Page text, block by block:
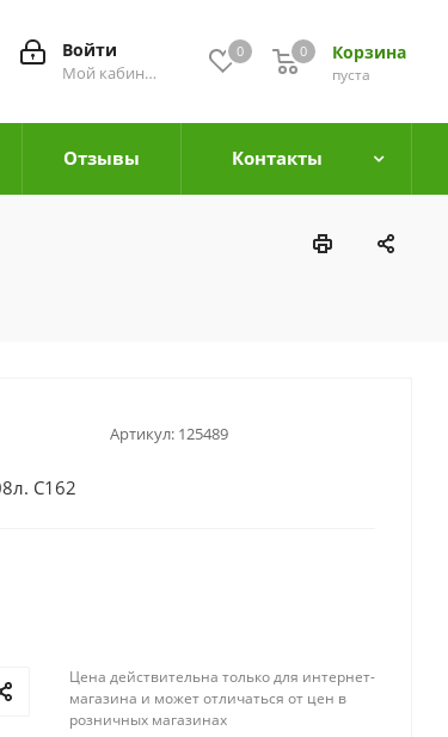
0 Корзина
0
пуста
0
Войти
Мой кабинет
Отзывы Контакты
Артикул: 125489
С162
Цена действительна только для интернет-
магазина и может отличаться от цен в
розничных магазинах